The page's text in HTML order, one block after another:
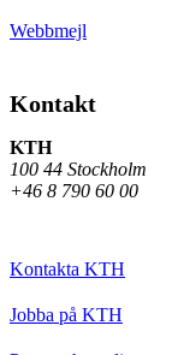
Webbmejl
Kontakt
KTH
100 44 Stockholm
+46 8 790 60 00
Kontakta KTH
Jobba på KTH